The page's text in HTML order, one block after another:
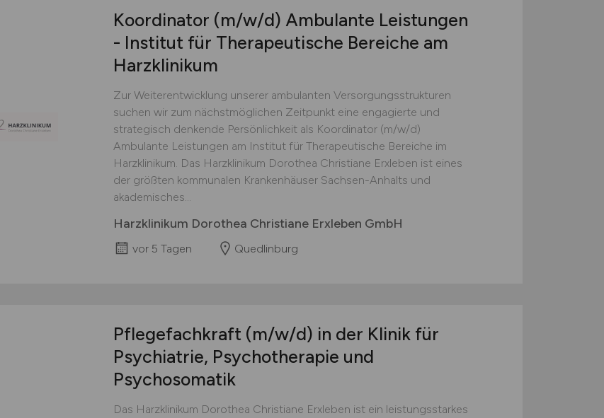
Koordinator (m/w/d) Ambulante Leistungen
- Institut für Therapeutische Bereiche am
Harzklinikum
Zur Weiterentwicklung unserer ambulanten Versorgungsstrukturen
suchen wir zum nächstmöglichen Zeitpunkt eine engagierte und
strategisch denkende Persönlichkeit als Koordinator (m/w/d)
Ambulante Leistungen am Institut für Therapeutische Bereiche im
Harzklinikum. Das Harzklinikum Dorothea Christiane Erxleben ist eines
der größten kommunalen Krankenhäuser Sachsen-Anhalts und
akademisches...
Harzklinikum Dorothea Christiane Erxleben GmbH
vor 5 Tagen Quedlinburg
Pflegefachkraft (m/w/d) in der Klinik für
Psychiatrie, Psychotherapie und
Psychosomatik
Das Harzklinikum Dorothea Christiane Erxleben ist ein leistungsstarkes